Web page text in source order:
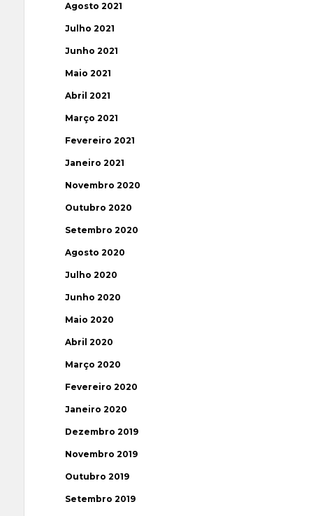
Agosto 2021
Julho 2021
Junho 2021
Maio 2021
Abril 2021
Março 2021
Fevereiro 2021
Janeiro 2021
Novembro 2020
Outubro 2020
Setembro 2020
Agosto 2020
Julho 2020
Junho 2020
Maio 2020
Abril 2020
Março 2020
Fevereiro 2020
Janeiro 2020
Dezembro 2019
Novembro 2019
Outubro 2019
Setembro 2019